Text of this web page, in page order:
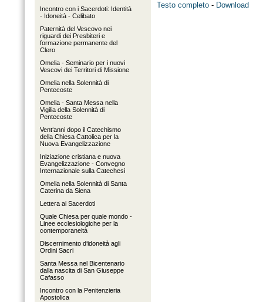
Incontro con i Sacerdoti: Identità
- Idoneità - Celibato
Paternità del Vescovo nei
riguardi dei Presbiteri e
formazione permanente del
Clero
Omelia - Seminario per i nuovi
Vescovi dei Territori di Missione
Omelia nella Solennità di
Pentecoste
Omelia - Santa Messa nella
Vigilia della Solennità di
Pentecoste
Vent‘anni dopo il Catechismo
della Chiesa Cattolica per la
Nuova Evangelizzazione
Iniziazione cristiana e nuova
Evangelizzazione - Convegno
Internazionale sulla Catechesi
Omelia nella Solennità di Santa
Caterina da Siena
Lettera ai Sacerdoti
Quale Chiesa per quale mondo -
Linee ecclesiologiche per la
contemporaneità
Discernimento d‘idoneità agli
Ordini Sacri
Santa Messa nel Bicentenario
dalla nascita di San Giuseppe
Cafasso
Incontro con la Penitenzieria
Apostolica
Testo completo - Download